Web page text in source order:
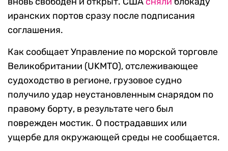
иранских портов сразу после подписания
соглашения.
Как сообщает Управление по морской торговле
Великобритании (UKMTO), отслеживающее
судоходство в регионе, грузовое судно
получило удар неустановленным снарядом по
правому борту, в результате чего был
поврежден мостик. О пострадавших или
ущербе для окружающей среды не сообщается.